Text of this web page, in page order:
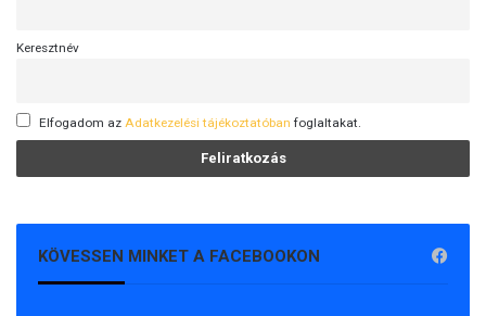
Keresztnév
Elfogadom az Adatkezelési tájékoztatóban foglaltakat.
KÖVESSEN MINKET A FACEBOOKON